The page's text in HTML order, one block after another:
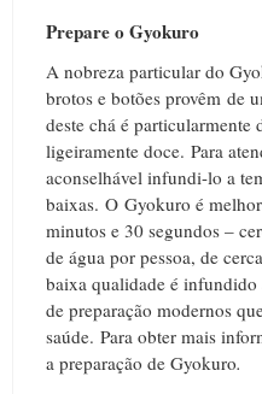
Prepare o Gyokuro
A nobreza particular do
brotos e botões provêm de
deste chá é particularmente
ligeiramente doce. Para
aconselhável infundi-lo a
baixas. O Gyokuro é
minutos e 30 segundos –
de água por pessoa, de
baixa qualidade é infundido
de preparação modernos
saúde. Para obter mais
a preparação de Gyokuro.